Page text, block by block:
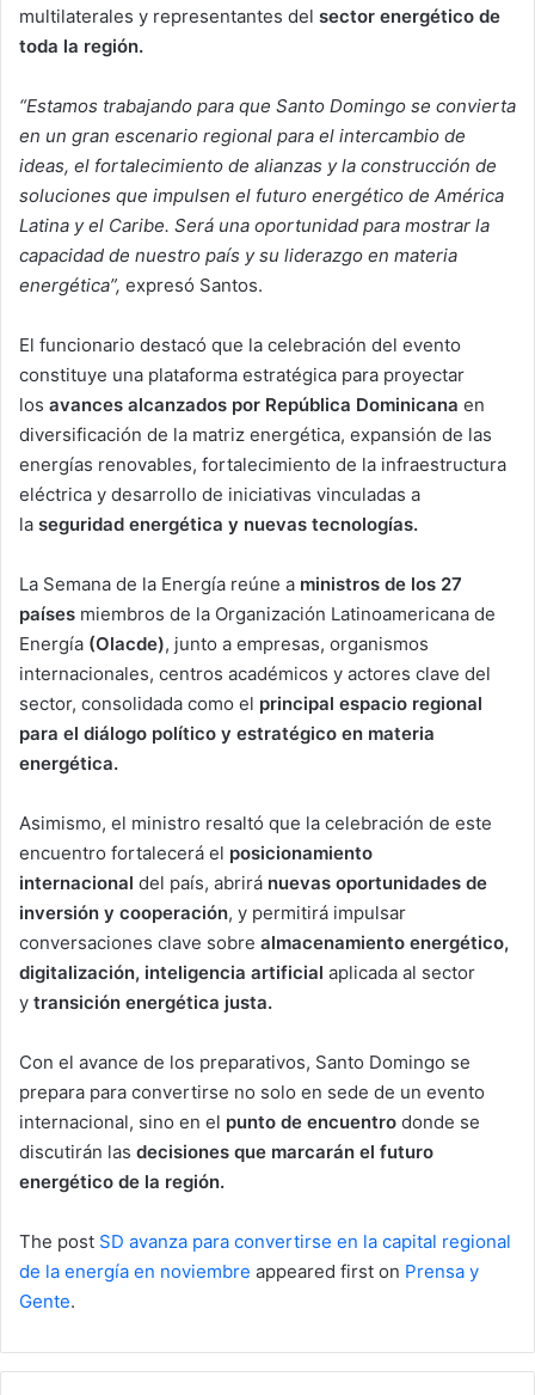
multilaterales y representantes del sector energético de
toda la región.
“Estamos trabajando para que Santo Domingo se convierta
en un gran escenario regional para el intercambio de
ideas, el fortalecimiento de alianzas y la construcción de
soluciones que impulsen el futuro energético de América
Latina y el Caribe. Será una oportunidad para mostrar la
capacidad de nuestro país y su liderazgo en materia
energética”, expresó Santos.
El funcionario destacó que la celebración del evento
constituye una plataforma estratégica para proyectar
los avances alcanzados por República Dominicana en
diversificación de la matriz energética, expansión de las
energías renovables, fortalecimiento de la infraestructura
eléctrica y desarrollo de iniciativas vinculadas a
la seguridad energética y nuevas tecnologías.
La Semana de la Energía reúne a ministros de los 27
países miembros de la Organización Latinoamericana de
Energía (Olacde), junto a empresas, organismos
internacionales, centros académicos y actores clave del
sector, consolidada como el principal espacio regional
para el diálogo político y estratégico en materia
energética.
Asimismo, el ministro resaltó que la celebración de este
encuentro fortalecerá el posicionamiento
internacional del país, abrirá nuevas oportunidades de
inversión y cooperación, y permitirá impulsar
conversaciones clave sobre almacenamiento energético,
digitalización, inteligencia artificial aplicada al sector
y transición energética justa.
Con el avance de los preparativos, Santo Domingo se
prepara para convertirse no solo en sede de un evento
internacional, sino en el punto de encuentro donde se
discutirán las decisiones que marcarán el futuro
energético de la región.
The post SD avanza para convertirse en la capital regional
de la energía en noviembre appeared first on Prensa y
Gente.